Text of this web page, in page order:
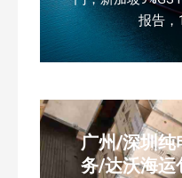
报告，
广州/深圳纯
务/达沃海运